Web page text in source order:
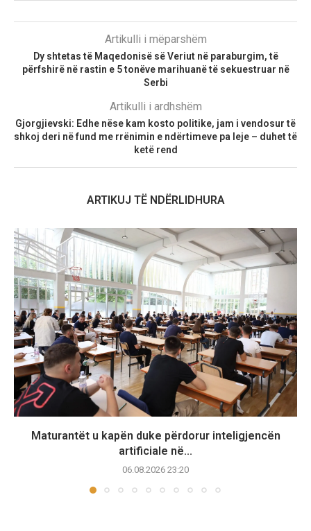
Artikulli i mëparshëm
Dy shtetas të Maqedonisë së Veriut në paraburgim, të
përfshirë në rastin e 5 tonëve marihuanë të sekuestruar në
Serbi
Artikulli i ardhshëm
Gjorgjievski: Edhe nëse kam kosto politike, jam i vendosur të
shkoj deri në fund me rrënimin e ndërtimeve pa leje – duhet të
ketë rend
ARTIKUJ TË NDËRLIDHURA
Maturantët u kapën duke përdorur inteligjencën
artificiale në...
06.08.2026 23:20